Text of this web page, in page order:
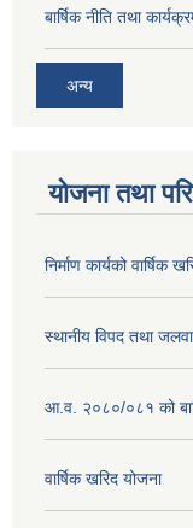
बार्षिक नीति तथा
अन्य
योजना तथा
निर्माण कार्यको
स्थानीय विपद तथा
आ.व. २०८०/०८१ को
वार्षिक खरिद योजना